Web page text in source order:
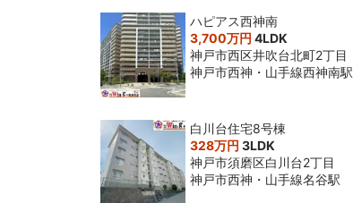
ハピアス西神南
3,700万円 4LDK
神戸市西区井吹台北町2丁目
神戸市西神・山手線西神南駅
白川台住宅8号棟
328万円 3LDK
神戸市須磨区白川台2丁目
神戸市西神・山手線名谷駅